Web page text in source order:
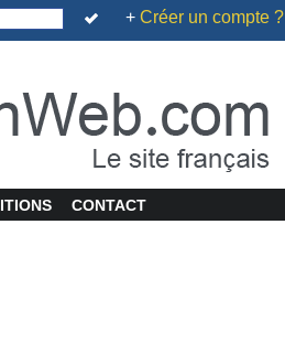
+ Créer un compte ?
CONTACT